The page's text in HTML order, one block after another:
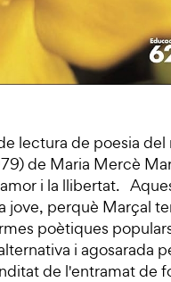
lectura de poesia
de Maria Mercè
i la llibertat.
jove, perquè Marçal
poètiques
i agosarada
de l'entramat de